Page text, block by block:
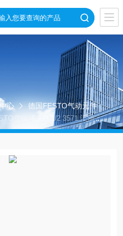
心
德国FESTO气动元件
空位堵头B-1/2 3571 汇流板